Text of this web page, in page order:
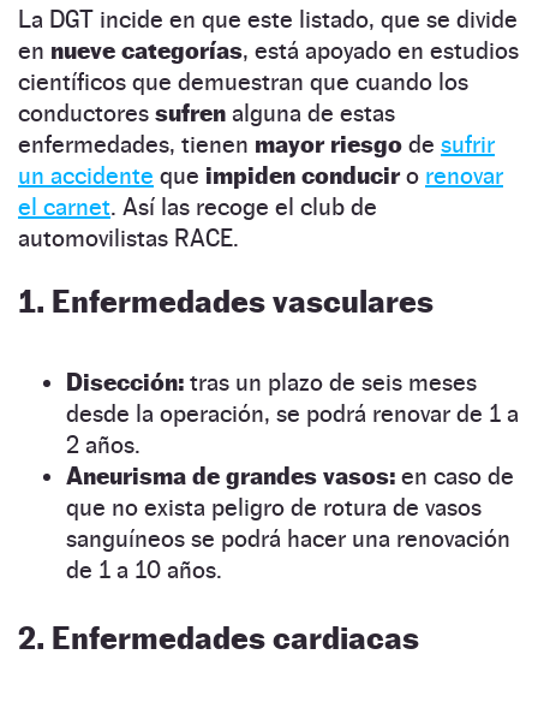
La DGT incide en que este listado, que se divide
en nueve categorías, está apoyado en estudios
científicos que demuestran que cuando los
conductores sufren alguna de estas
enfermedades, tienen mayor riesgo de sufrir
un accidente que impiden conduciro renovar
el carnet. Así las recoge el club de
automovilistas RACE.
1. Enfermedades vasculares
Disección: tras un plazo de seis meses
desde la operación, se podrá renovar de 1 a
2 años.
Aneurisma de grandes vasos: en caso de
que no exista peligro de rotura de vasos
sanguíneos se podrá hacer una renovación
de 1 a 10 años.
2. Enfermedades cardiacas